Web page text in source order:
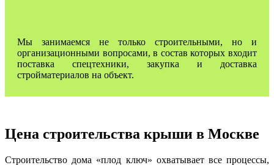
Мы занимаемся не только строительными, но и
организационными вопросами, в состав которых входит
поставка спецтехники, закупка и доставка
стройматериалов на объект.
Цена строительства крыши в Москве
Строительство дома «плод ключ» охватывает все процессы,